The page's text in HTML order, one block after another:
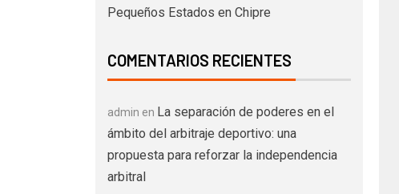
Pequeños Estados en Chipre
COMENTARIOS RECIENTES
admin en La separación de poderes en el
ámbito del arbitraje deportivo: una
propuesta para reforzar la independencia
arbitral